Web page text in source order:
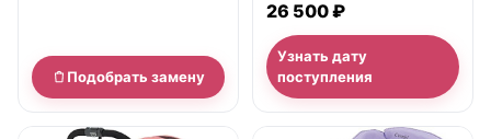
Подобрать замену
26 500 ₽
Узнать дату
поступления